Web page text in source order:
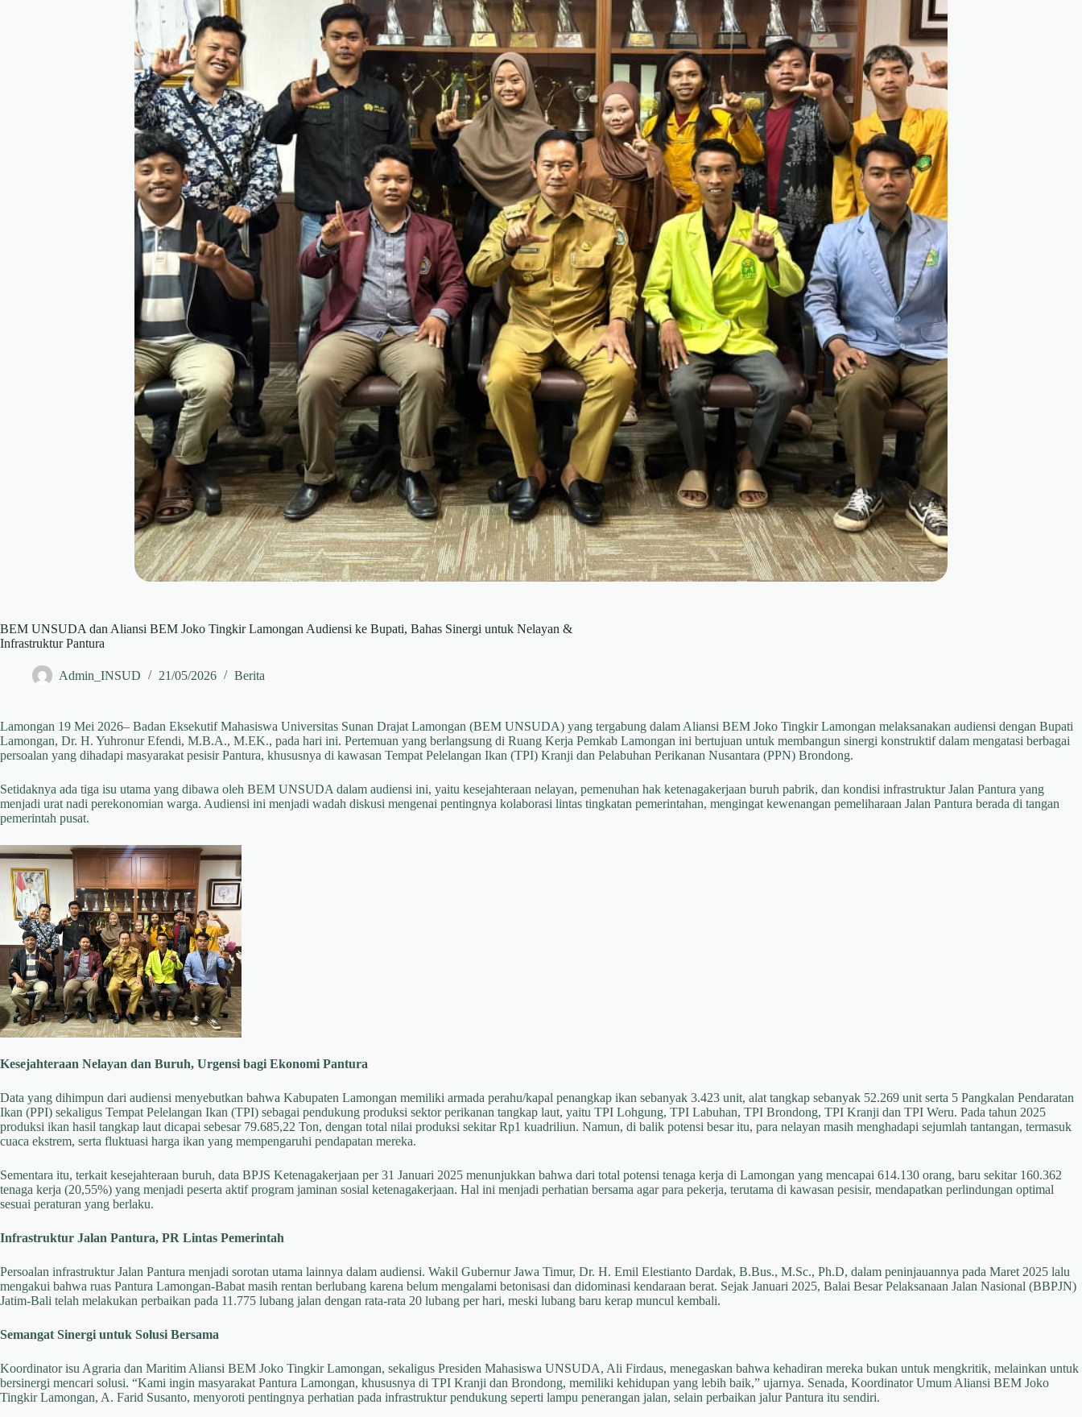
BEM UNSUDA dan Aliansi BEM Joko Tingkir Lamongan Audiensi ke Bupati, Bahas Sinergi untuk Nelayan &
Infrastruktur Pantura
Admin_INSUD 21/05/2026 Berita
Lamongan 19 Mei 2026– Badan Eksekutif Mahasiswa Universitas Sunan Drajat Lamongan (BEM UNSUDA) yang tergabung dalam Aliansi BEM Joko Tingkir Lamongan melaksanakan audiensi dengan Bupati
Lamongan, Dr. H. Yuhronur Efendi, M.B.A., M.EK., pada hari ini. Pertemuan yang berlangsung di Ruang Kerja Pemkab Lamongan ini bertujuan untuk membangun sinergi konstruktif dalam mengatasi berbagai
persoalan yang dihadapi masyarakat pesisir Pantura, khususnya di kawasan Tempat Pelelangan Ikan (TPI) Kranji dan Pelabuhan Perikanan Nusantara (PPN) Brondong.
Setidaknya ada tiga isu utama yang dibawa oleh BEM UNSUDA dalam audiensi ini, yaitu kesejahteraan nelayan, pemenuhan hak ketenagakerjaan buruh pabrik, dan kondisi infrastruktur Jalan Pantura yang
menjadi urat nadi perekonomian warga. Audiensi ini menjadi wadah diskusi mengenai pentingnya kolaborasi lintas tingkatan pemerintahan, mengingat kewenangan pemeliharaan Jalan Pantura berada di tangan
pemerintah pusat.
Kesejahteraan Nelayan dan Buruh, Urgensi bagi Ekonomi Pantura
Data yang dihimpun dari audiensi menyebutkan bahwa Kabupaten Lamongan memiliki armada perahu/kapal penangkap ikan sebanyak 3.423 unit, alat tangkap sebanyak 52.269 unit serta 5 Pangkalan Pendaratan
Ikan (PPI) sekaligus Tempat Pelelangan Ikan (TPI) sebagai pendukung produksi sektor perikanan tangkap laut, yaitu TPI Lohgung, TPI Labuhan, TPI Brondong, TPI Kranji dan TPI Weru. Pada tahun 2025
produksi ikan hasil tangkap laut dicapai sebesar 79.685,22 Ton, dengan total nilai produksi sekitar Rp1 kuadriliun. Namun, di balik potensi besar itu, para nelayan masih menghadapi sejumlah tantangan, termasuk
cuaca ekstrem, serta fluktuasi harga ikan yang mempengaruhi pendapatan mereka.
Sementara itu, terkait kesejahteraan buruh, data BPJS Ketenagakerjaan per 31 Januari 2025 menunjukkan bahwa dari total potensi tenaga kerja di Lamongan yang mencapai 614.130 orang, baru sekitar 160.362
tenaga kerja (20,55%) yang menjadi peserta aktif program jaminan sosial ketenagakerjaan. Hal ini menjadi perhatian bersama agar para pekerja, terutama di kawasan pesisir, mendapatkan perlindungan optimal
sesuai peraturan yang berlaku.
Infrastruktur Jalan Pantura, PR Lintas Pemerintah
Persoalan infrastruktur Jalan Pantura menjadi sorotan utama lainnya dalam audiensi. Wakil Gubernur Jawa Timur, Dr. H. Emil Elestianto Dardak, B.Bus., M.Sc., Ph.D, dalam peninjauannya pada Maret 2025 lalu
mengakui bahwa ruas Pantura Lamongan-Babat masih rentan berlubang karena belum mengalami betonisasi dan didominasi kendaraan berat. Sejak Januari 2025, Balai Besar Pelaksanaan Jalan Nasional (BBPJN)
Jatim-Bali telah melakukan perbaikan pada 11.775 lubang jalan dengan rata-rata 20 lubang per hari, meski lubang baru kerap muncul kembali.
Semangat Sinergi untuk Solusi Bersama
Koordinator isu Agraria dan Maritim Aliansi BEM Joko Tingkir Lamongan, sekaligus Presiden Mahasiswa UNSUDA, Ali Firdaus, menegaskan bahwa kehadiran mereka bukan untuk mengkritik, melainkan untuk
bersinergi mencari solusi. “Kami ingin masyarakat Pantura Lamongan, khususnya di TPI Kranji dan Brondong, memiliki kehidupan yang lebih baik,” ujarnya. Senada, Koordinator Umum Aliansi BEM Joko
Tingkir Lamongan, A. Farid Susanto, menyoroti pentingnya perhatian pada infrastruktur pendukung seperti lampu penerangan jalan, selain perbaikan jalur Pantura itu sendiri.